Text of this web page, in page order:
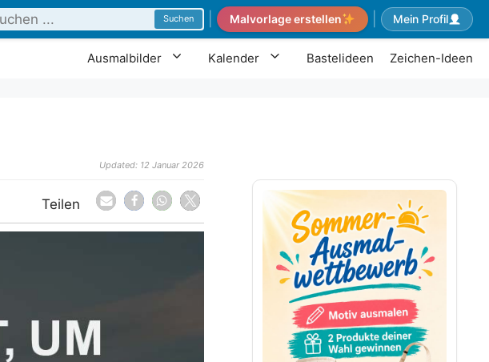
Suchen Malvorlage erstellen Mein Profil
Ausmalbilder Kalender Bastelideen Zeichen-Ideen
Updated: 12 Januar 2026